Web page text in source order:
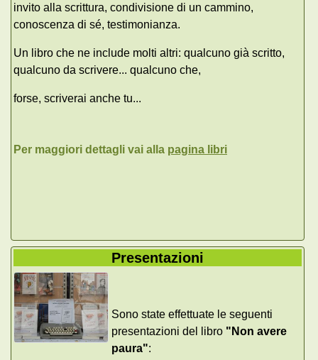
invito alla scrittura, condivisione di un cammino,
conoscenza di sé, testimonianza.
Un libro che ne include molti altri: qualcuno già scritto,
qualcuno da scrivere... qualcuno che,
forse, scriverai anche tu...
Per maggiori dettagli vai alla pagina libri
Presentazioni
Sono state effettuate le seguenti
presentazioni del libro "Non avere
paura":